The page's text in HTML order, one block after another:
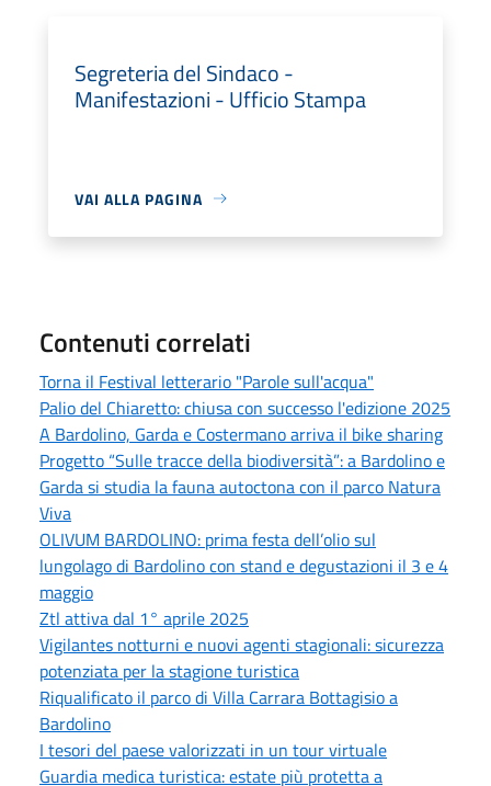
Segreteria del Sindaco -
Manifestazioni - Ufficio Stampa
VAI ALLA PAGINA
Contenuti correlati
Torna il Festival letterario "Parole sull'acqua"
Palio del Chiaretto: chiusa con successo l'edizione 2025
A Bardolino, Garda e Costermano arriva il bike sharing
Progetto “Sulle tracce della biodiversità”: a Bardolino e
Garda si studia la fauna autoctona con il parco Natura
Viva
OLIVUM BARDOLINO: prima festa dell’olio sul
lungolago di Bardolino con stand e degustazioni il 3 e 4
maggio
Ztl attiva dal 1° aprile 2025
Vigilantes notturni e nuovi agenti stagionali: sicurezza
potenziata per la stagione turistica
Riqualificato il parco di Villa Carrara Bottagisio a
Bardolino
I tesori del paese valorizzati in un tour virtuale
Guardia medica turistica: estate più protetta a